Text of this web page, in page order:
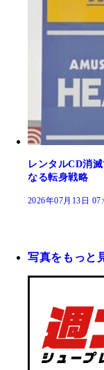
レンタルCD消
なる転身戦略
2026年07月13日
写真をもっと